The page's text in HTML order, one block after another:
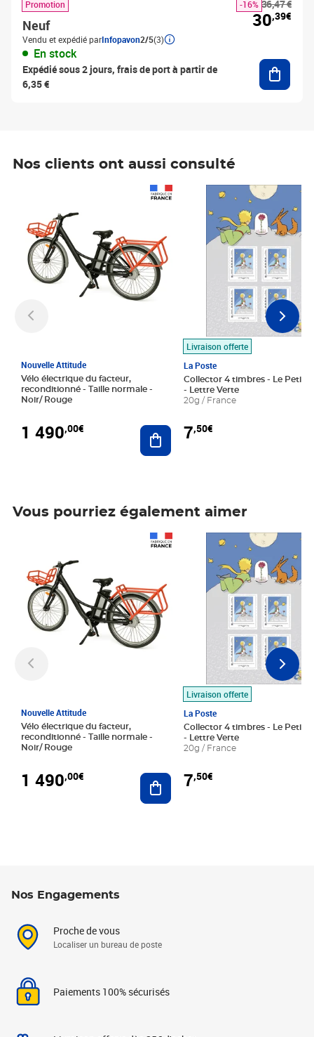
Promotion
Neuf
Vendu et expédié parInfopavon2/5(3)
En stock
Expédié sous 2 jours, frais de port à partir de
6,35 €
36,47 €
-16%
30,39€
Nos clients ont aussi consulté
Nouvelle Attitude
Vélo électrique du facteur,
reconditionné - Taille normale -
Noir/ Rouge
1 490,00€ Ajouter au panier
Livraison offerte
La Poste
Collector 4 timbres - Le Petit
- Lettre Verte
20g / France
7,50€
Prix 7,50€
Vous pourriez également aimer
Nouvelle Attitude
Vélo électrique du facteur,
reconditionné - Taille normale -
Noir/ Rouge
1 490,00€ Ajouter au panier
Livraison offerte
La Poste
Collector 4 timbres - Le Petit
- Lettre Verte
20g / France
7,50€
Prix 7,50€
Nos Engagements
Proche de vous
Localiser un bureau de poste
Paiements 100% sécurisés